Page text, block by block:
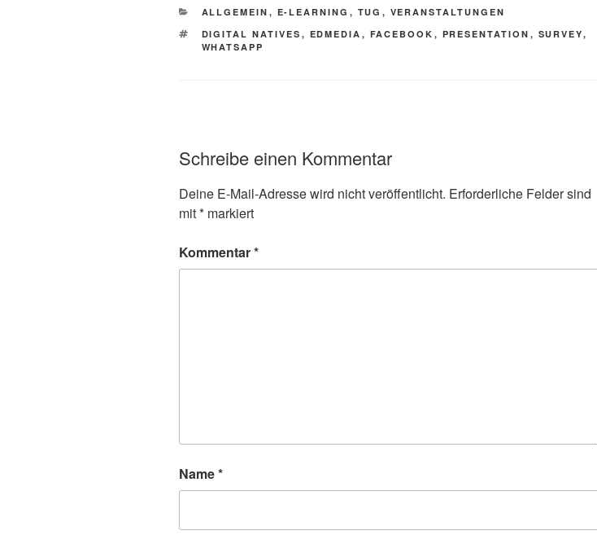
KATEGORIEN
ALLGEMEIN , E-LEARNING , TUG , VERANSTALTUNGEN
SCHLAGWÖRTER
DIGITAL NATIVES , EDMEDIA , FACEBOOK , PRESENTATION , SURVEY,
WHATSAPP
Schreibe einen Kommentar
Deine E-Mail-Adresse wird nicht veröffentlicht. Erforderliche Felder sind
mit* markiert
Kommentar*
Name*